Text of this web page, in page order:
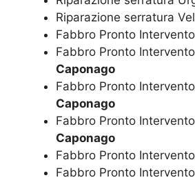
Riparazione serratura
Fabbro Pronto Intervento
Fabbro Pronto
Caponago
Fabbro Pronto
Caponago
Fabbro Pronto
Caponago
Fabbro Pronto
Fabbro Pronto